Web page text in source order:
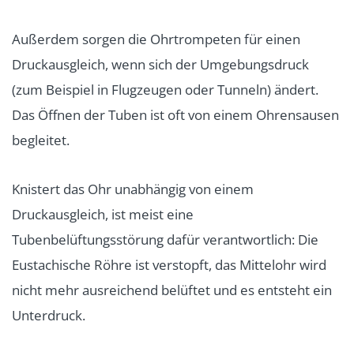
Außerdem sorgen die Ohrtrompeten für einen
Druckausgleich, wenn sich der Umgebungsdruck
(zum Beispiel in Flugzeugen oder Tunneln) ändert.
Das Öffnen der Tuben ist oft von einem Ohrensausen
begleitet.
Knistert das Ohr unabhängig von einem
Druckausgleich, ist meist eine
Tubenbelüftungsstörung dafür verantwortlich: Die
Eustachische Röhre ist verstopft, das Mittelohr wird
nicht mehr ausreichend belüftet und es entsteht ein
Unterdruck.